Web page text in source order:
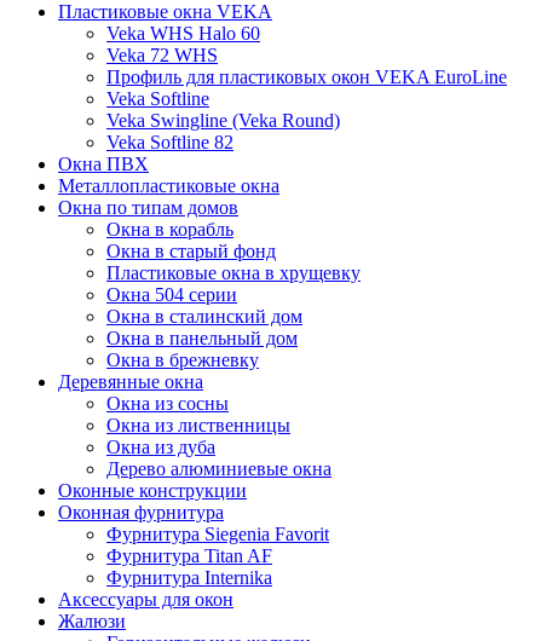
Пластиковые окна VEKA
Veka WHS Halo 60
Veka 72 WHS
Профиль для пластиковых окон VEKA EuroLine
Veka Softline
Veka Swingline (Veka Round)
Veka Softline 82
Окна ПВХ
Металлопластиковые окна
Окна по типам домов
Окна в корабль
Окна в старый фонд
Пластиковые окна в хрущевку
Окна 504 серии
Окна в сталинский дом
Окна в панельный дом
Окна в брежневку
Деревянные окна
Окна из сосны
Окна из лиственницы
Окна из дуба
Дерево алюминиевые окна
Оконные конструкции
Оконная фурнитура
Фурнитура Siegenia Favorit
Фурнитура Titan AF
Фурнитура Internika
Аксессуары для окон
Жалюзи